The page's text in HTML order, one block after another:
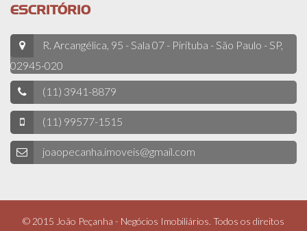
ESCRITÓRIO
R. Arcangélica, 95 - Sala 07 - Pirituba - São Paulo - SP,
02945-020
(11) 3941-8879
(11) 99577-1515
joaopecanha.imoveis@gmail.com
© 2015 João Peçanha - Negócios Imobiliários. Todos os direitos